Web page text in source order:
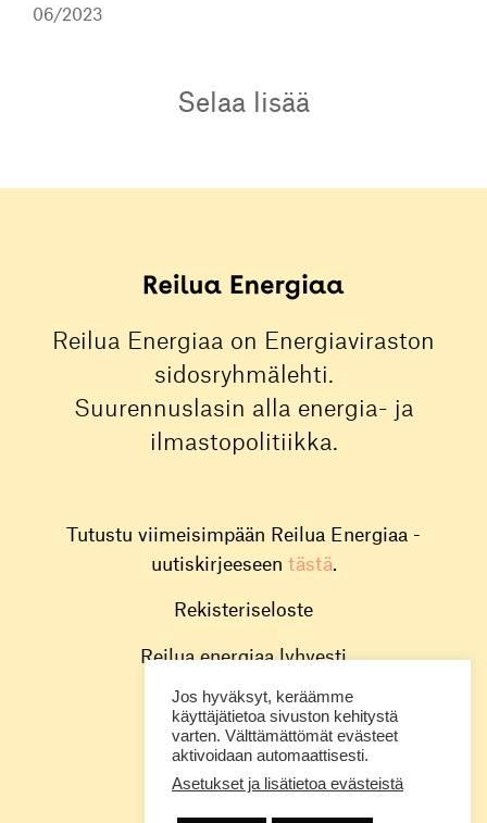
06/2023
Selaa lisää
Reilua energiaa lyhyesti
Toimitus
Reilua Energiaa on Energiaviraston
sidosryhmälehti.
Suurennuslasin alla energia- ja
ilmastopolitiikka.
Tutustu viimeisimpään Reilua Energiaa -
uutiskirjeeseen tästä.
Rekisteriseloste
Energiavirasto
@energiavirasto
Jos hyväksyt, keräämme
käyttäjätietoa sivuston kehitystä
varten. Välttämättömät evästeet
aktivoidaan automaattisesti.
Asetukset ja lisätietoa evästeistä